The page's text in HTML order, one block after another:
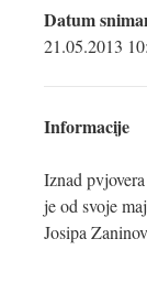
Datum
21.05.2013
Informacije
Iznad
je od svoje
Josipa